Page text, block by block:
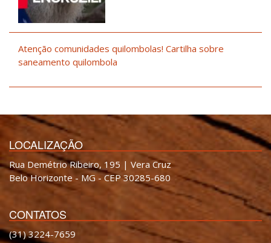
Atenção comunidades quilombolas! Cartilha sobre
saneamento quilombola
LOCALIZAÇÃO
Rua Demétrio Ribeiro, 195 | Vera Cruz
Belo Horizonte - MG - CEP 30285-680
CONTATOS
(31) 3224-7659